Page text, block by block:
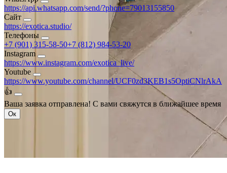
https://api.whatsapp.com/send/?phone=79013155850
Сайт
https://exotica.studio/
Телефоны
+7 (901) 315-58-50+7 (812) 984-53-20
Instagram
https://www.instagram.com/exotica_live/
Youtube
https://www.youtube.com/channel/UCF0zd3KEB1s5OptiCNlrAkA
👍
Ваша заявка отправлена! С вами свяжутся в ближайшее время
Ок